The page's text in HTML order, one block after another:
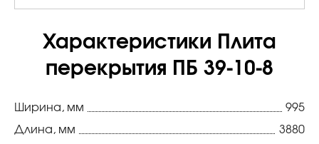
Характеристики Плита
перекрытия ПБ 39-10-8
Ширина, мм
995
Длина, мм
3880